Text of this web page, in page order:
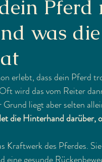
Pferd
was
erlebt, dass dein Pferd
wird das vom Reiter
Grund liegt aber selten
die Hinterhand darüber,
Kraftwerk des Pferdes.